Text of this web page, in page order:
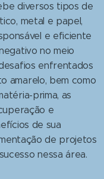
diversos tipos de
metal e papel,
e eficiente
no meio
enfrentados
amarelo, bem como
prima, as
e
de sua
de projetos
nessa área.